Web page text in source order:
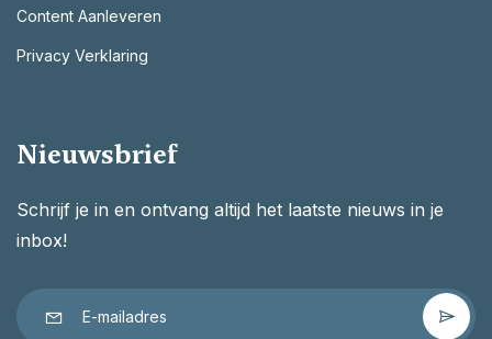
Content Aanleveren
Privacy Verklaring
Nieuwsbrief
Schrijf je in en ontvang altijd het laatste nieuws in je
inbox!